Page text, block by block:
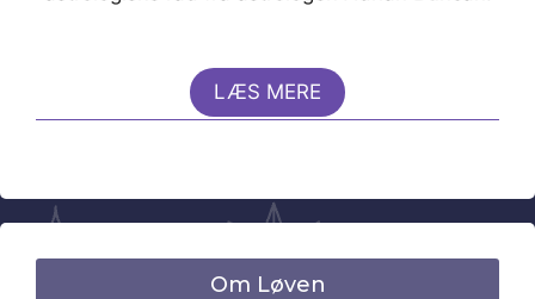
LÆS MERE
Om Løven